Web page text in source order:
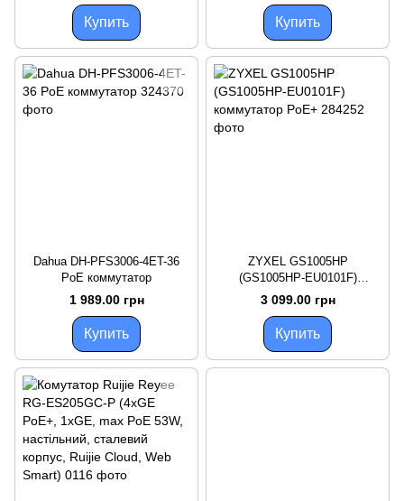
Купить Купить
Dahua DH-PFS3006-4ET-36
PoE коммутатор
1 989.00 грн
Купить
ZYXEL GS1005HP
(GS1005HP-EU0101F)
коммутатор PoE+
3 099.00 грн
Купить